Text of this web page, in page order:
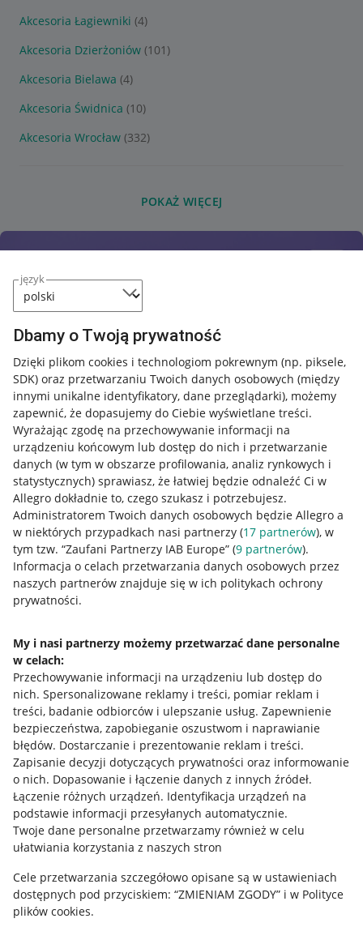
język
Dbamy o Twoją prywatność
Dzięki plikom cookies i technologiom pokrewnym (np. piksele,
SDK) oraz przetwarzaniu Twoich danych osobowych (między
innymi unikalne identyfikatory, dane przeglądarki), możemy
zapewnić, że dopasujemy do Ciebie wyświetlane treści.
Wyrażając zgodę na przechowywanie informacji na
urządzeniu końcowym lub dostęp do nich i przetwarzanie
danych (w tym w obszarze profilowania, analiz rynkowych i
statystycznych) sprawiasz, że łatwiej będzie odnaleźć Ci w
Allegro dokładnie to, czego szukasz i potrzebujesz.
Administratorem Twoich danych osobowych będzie Allegro a
w niektórych przypadkach nasi partnerzy (17 partnerów), w
tym tzw. “Zaufani Partnerzy IAB Europe” (9 partnerów).
Informacja o celach przetwarzania danych osobowych przez
naszych partnerów znajduje się w ich politykach ochrony
prywatności.
My i nasi partnerzy możemy przetwarzać dane personalne
w celach:
Przechowywanie informacji na urządzeniu lub dostęp do
nich. Spersonalizowane reklamy i treści, pomiar reklam i
treści, badanie odbiorców i ulepszanie usług. Zapewnienie
bezpieczeństwa, zapobieganie oszustwom i naprawianie
błędów. Dostarczanie i prezentowanie reklam i treści.
Zapisanie decyzji dotyczących prywatności oraz informowanie
o nich. Dopasowanie i łączenie danych z innych źródeł.
Łączenie różnych urządzeń. Identyfikacja urządzeń na
podstawie informacji przesyłanych automatycznie.
Twoje dane personalne przetwarzamy również w celu
ułatwiania korzystania z naszych stron
Cele przetwarzania szczegółowo opisane są w ustawieniach
dostępnych pod przyciskiem: “ZMIENIAM ZGODY” i w Polityce
plików cookies.
Akcesoria Łagiewniki (4)
Akcesoria Dzierżoniów (101)
Akcesoria Bielawa (4)
Akcesoria Świdnica (10)
Akcesoria Wrocław (332)
POKAŻ WIĘCEJ
Przydatne informacje
Jak to działa
Allegro Gadane dla sprzedających
Allegro Gadane dla kupujących
Mapa miejscowości
Informacje prawne
Regulamin
Polityka plików "cookies"
Ustawienia plików "cookies"
Udostępnianie lokalizacji
Informacje dla Aktu o Usługach Cyfrowych